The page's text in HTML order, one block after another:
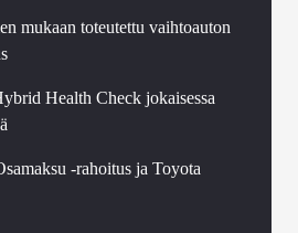
mukaan toteutettu vaihtoauton
Health Check jokaisessa
-rahoitus ja Toyota